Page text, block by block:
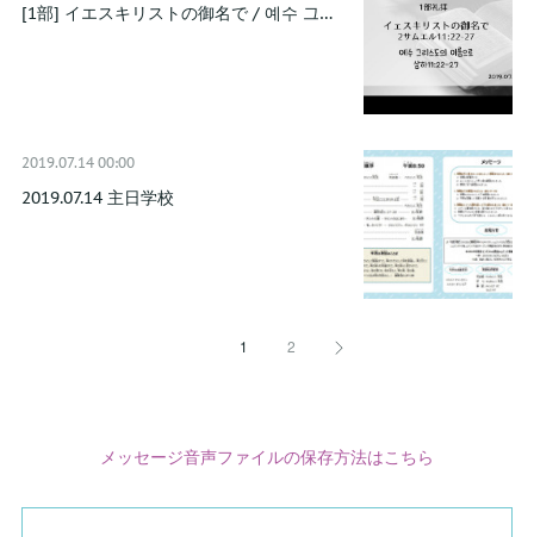
[1部] イエスキリストの御名で / 예수 그…
2019.07.14 00:00
2019.07.14 主日学校
1 2
メッセージ音声ファイルの保存方法はこちら